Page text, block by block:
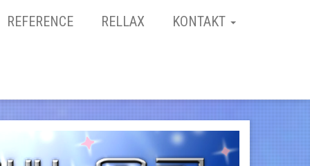
REFERENCE RELLAX KONTAKT
Next